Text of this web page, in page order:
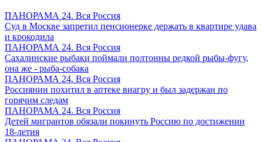
ПАНОРАМА 24. Вся Россия
Суд в Москве запретил пенсионерке держать в квартире удава
и крокодила
ПАНОРАМА 24. Вся Россия
Сахалинские рыбаки поймали полтонны редкой рыбы-фугу,
она же - рыба-собака
ПАНОРАМА 24. Вся Россия
Россиянин похитил в аптеке виагру и был задержан по
горячим следам
ПАНОРАМА 24. Вся Россия
Детей мигрантов обязали покинуть Россию по достижении
18-летия